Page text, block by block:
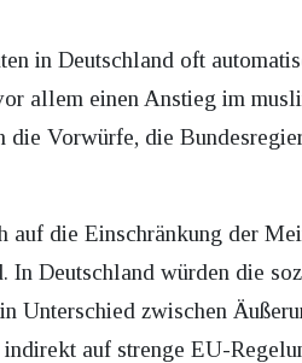
in Deutschland oft
allem einen Anstieg im
Vorwürfe, die
die Einschränkung der
In Deutschland würden die
Unterschied zwischen
auf strenge EU-